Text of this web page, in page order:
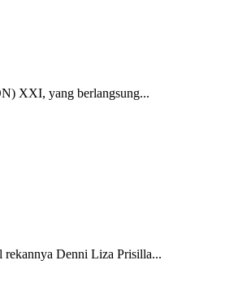
XXI, yang berlangsung...
rekannya Denni Liza Prisilla...